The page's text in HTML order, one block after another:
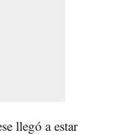
llegó a estar